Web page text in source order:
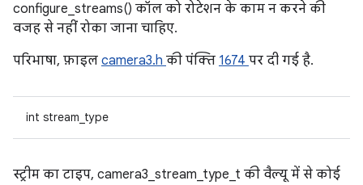
configure_streams() कॉल को रोटेशन के काम न करने की
वजह से नहीं रोका जाना चाहिए.
परिभाषा, फ़ाइल camera3.h की पंक्ति 1674 पर दी गई है.
int stream_type
स्ट्रीम का टाइप, camera3_stream_type_t की वैल्यू में से कोई